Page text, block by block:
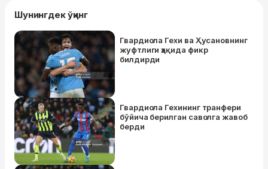
Шунингдек ўқинг
Гвардиола Гехи ва Ҳусановнинг
жуфтлиги ҳақида фикр
билдирди
Гвардиола Гехининг транфери
бўйича берилган саволга жавоб
берди